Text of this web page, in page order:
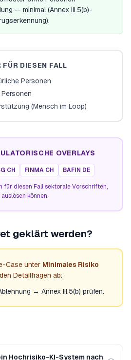
— minimal (Annex III.5(b)-
DIESEN FALL
Personen
(Mensch im Loop)
OVERLAYS
CH FINMA CH BAFIN DE
für diesen Fall sektorale Vorschriften,
können.
geklärt werden?
Case unter Minimales Risiko
Detailfragen ab:
→ Annex III.5(b) prüfen.
Hochrisiko-KI-System nach